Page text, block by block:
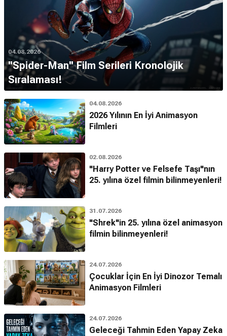
04.08.2026
''Spider-Man'' Film Serileri Kronolojik
Sıralaması!
04.08.2026
2026 Yılının En İyi Animasyon
Filmleri
02.08.2026
"Harry Potter ve Felsefe Taşı"nın
25. yılına özel filmin bilinmeyenleri!
31.07.2026
"Shrek"in 25. yılına özel animasyon
filmin bilinmeyenleri!
24.07.2026
Çocuklar İçin En İyi Dinozor Temalı
Animasyon Filmleri
24.07.2026
Geleceği Tahmin Eden Yapay Zeka